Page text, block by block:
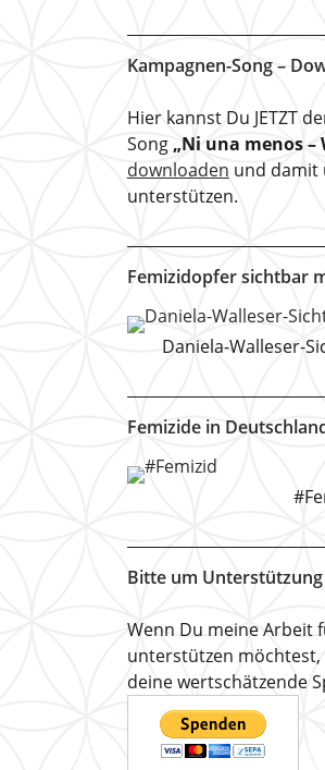
Kampagnen-Song –
Hier kannst Du JETZT
Song„Ni una menos –
downloaden und damit
unterstützen.
Femizidopfer sichtbar
Daniela-Walleser-
Femizide in
Bitte um Unterstützung
Wenn Du meine Arbeit
unterstützen
deine wertschätzende